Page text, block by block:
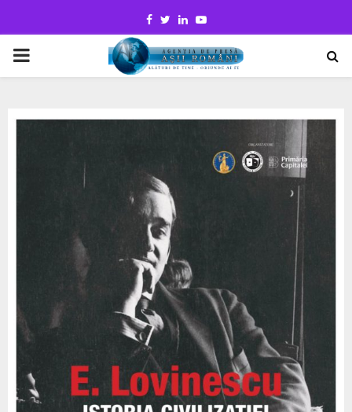
Facebook
TwitterLinkedinYoutube
PRIMARY